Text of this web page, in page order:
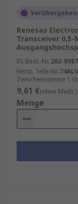
Renesas
Transceiver 0,5-
RS Best.-Nr. 262-
Herst. Teile-Nr.
Zwischensumme 1
9,61 €(ohne MwSt.)
Menge